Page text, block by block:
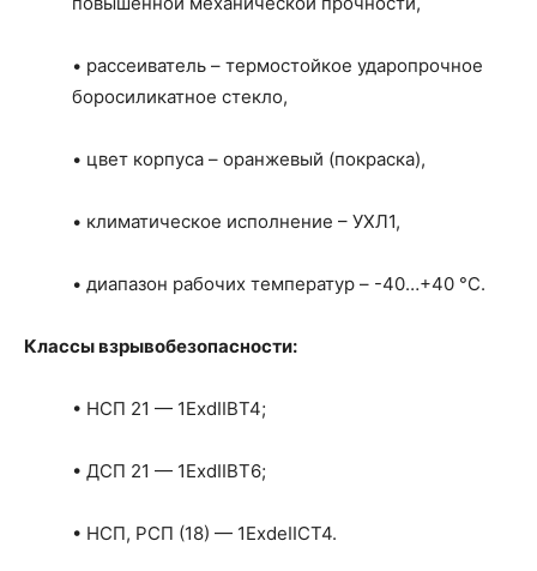
• рассеиватель – термостойкое ударопрочное
боросиликатное стекло,
• цвет корпуса – оранжевый (покраска),
• климатическое исполнение – УХЛ1,
• диапазон рабочих температур – -40…+40 °С.
Классы взрывобезопасности:
• НСП 21 — 1ЕхdIIBT4;
• ДСП 21 — 1ЕхdIIBT6;
• НСП, РСП (18) — 1ЕхdеIIСT4.